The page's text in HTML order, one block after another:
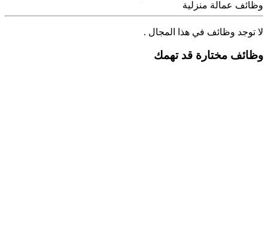
وظائف عمالة منزلية
لا توجد وظائف في هذا المجال .
وظائف مختارة قد تهمك